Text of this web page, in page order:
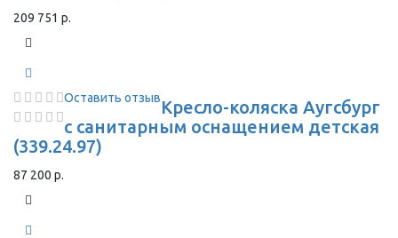
209 751 р.
Оставить отзывКресло-коляска Аугсбург
с санитарным оснащением детская
(339.24.97)
87 200 р.